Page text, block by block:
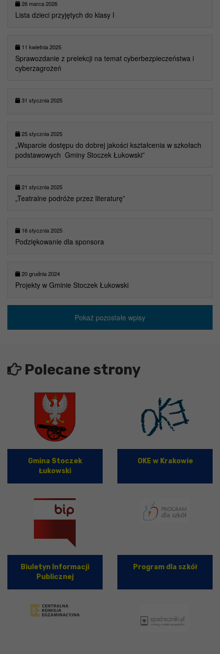
26 marca 2026
Lista dzieci przyjętych do klasy I
11 kwietnia 2025
Sprawozdanie z prelekcji na temat cyberbezpieczeństwa i
cyberzagrożeń
31 stycznia 2025
25 stycznia 2025
„Wsparcie dostępu do dobrej jakości kształcenia w szkołach
podstawowych Gminy Stoczek Łukowski”
21 stycznia 2025
„Teatralne podróże przez literaturę”
16 stycznia 2025
Podziękowanie dla sponsora
20 grudnia 2024
Projekty w Gminie Stoczek Łukowski
Pokaż pozostałe wpisy
Polecane strony
Gmina Stoczek
Łukowski
OKE w Krakowie
Biuletyn Informacji
Publicznej
Program dla szkół